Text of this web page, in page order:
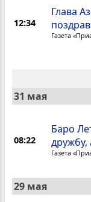
12:34
Глава
Газета
31 мая
08:22
Баро
дружбу,
Газета
29 мая